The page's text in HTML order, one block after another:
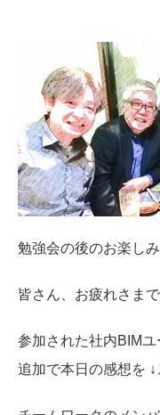
勉強会の後のお楽し
皆さん、お疲れさまで
参加された社内BIMユ
追加で本日の感想を ↓